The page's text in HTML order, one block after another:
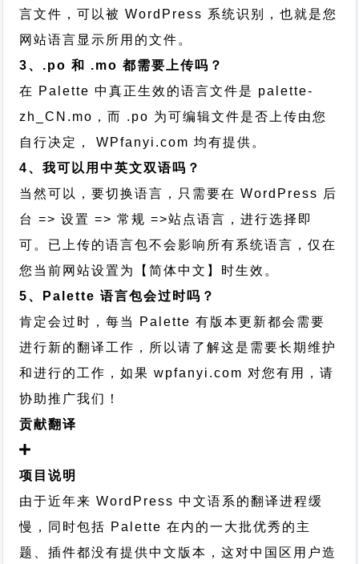
言文件，可以被 WordPress 系统识别，也就是您
网站语言显示所用的文件。
3、.po 和 .mo 都需要上传吗？
在 Palette 中真正生效的语言文件是 palette-
zh_CN.mo，而 .po 为可编辑文件是否上传由您
自行决定， WPfanyi.com 均有提供。
4、我可以用中英文双语吗？
当然可以，要切换语言，只需要在 WordPress 后
台 => 设置 => 常规 =>站点语言，进行选择即
可。已上传的语言包不会影响所有系统语言，仅在
您当前网站设置为【简体中文】时生效。
5、Palette 语言包会过时吗？
肯定会过时，每当 Palette 有版本更新都会需要
进行新的翻译工作，所以请了解这是需要长期维护
和进行的工作，如果 wpfanyi.com 对您有用，请
协助推广我们！
贡献翻译
项目说明
由于近年来 WordPress 中文语系的翻译进程缓
慢，同时包括 Palette 在内的一大批优秀的主
题、插件都没有提供中文版本，这对中国区用户造